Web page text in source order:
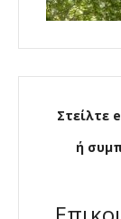
Στείλτε
ή